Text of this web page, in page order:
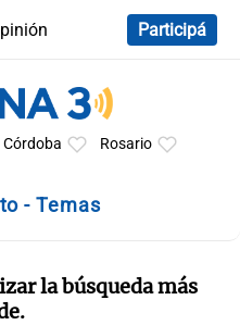
Participá
Córdoba Rosario
- Temas
la búsqueda más